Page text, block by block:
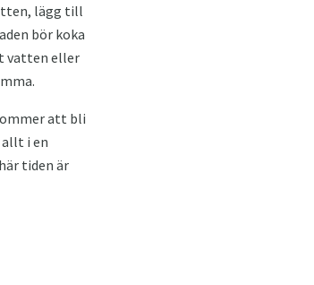
lägg till
bör koka
vatten eller
att bli
i en
tiden är